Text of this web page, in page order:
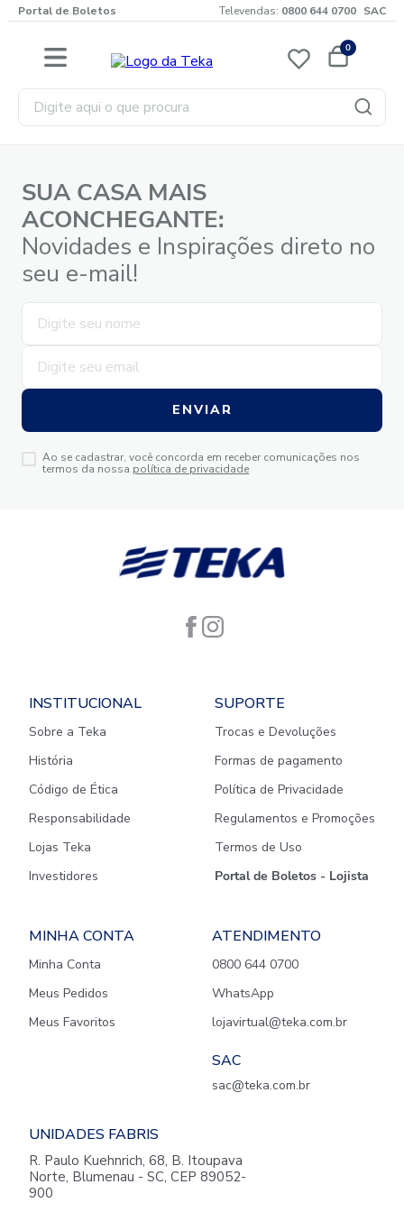
Portal de Boletos Televendas: 0800 644 0700 SAC
0
Digite aqui o que procura
SUA CASA MAIS
ACONCHEGANTE:
Novidades e Inspirações direto no
seu e-mail!
ENVIAR
Ao se cadastrar, você concorda em receber comunicações nos
termos da nossa política de privacidade
INSTITUCIONAL
Sobre a Teka
História
Código de Ética
Responsabilidade
Lojas Teka
Investidores
SUPORTE
Trocas e Devoluções
Formas de pagamento
Política de Privacidade
Regulamentos e Promoções
Termos de Uso
Portal de Boletos - Lojista
MINHA CONTA
Minha Conta
Meus Pedidos
Meus Favoritos
ATENDIMENTO
0800 644 0700
WhatsApp
lojavirtual@teka.com.br
SAC
sac@teka.com.br
UNIDADES FABRIS
R. Paulo Kuehnrich, 68, B. Itoupava
Norte, Blumenau - SC, CEP 89052-
900